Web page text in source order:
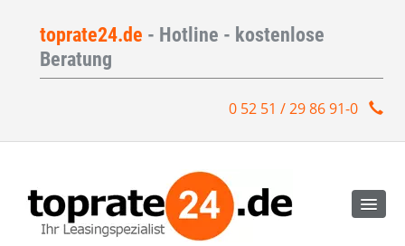
toprate24.de - Hotline - kostenlose
Beratung
0 52 51 / 29 86 91-0